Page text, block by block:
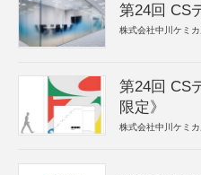
第24回 CS
株式会社中川ケミ
第24回 CS
限定》
株式会社中川ケミ